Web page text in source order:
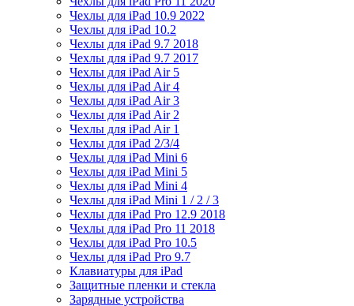
Чехлы для iPad 10.9 2022
Чехлы для iPad 10.2
Чехлы для iPad 9.7 2018
Чехлы для iPad 9.7 2017
Чехлы для iPad Air 5
Чехлы для iPad Air 4
Чехлы для iPad Air 3
Чехлы для iPad Air 2
Чехлы для iPad Air 1
Чехлы для iPad 2/3/4
Чехлы для iPad Mini 6
Чехлы для iPad Mini 5
Чехлы для iPad Mini 4
Чехлы для iPad Mini 1 / 2 / 3
Чехлы для iPad Pro 12.9 2018
Чехлы для iPad Pro 11 2018
Чехлы для iPad Pro 10.5
Чехлы для iPad Pro 9.7
Клавиатуры для iPad
Защитные пленки и стекла
Зарядные устройства